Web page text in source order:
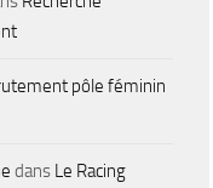
pôle féminin
dans Le Racing